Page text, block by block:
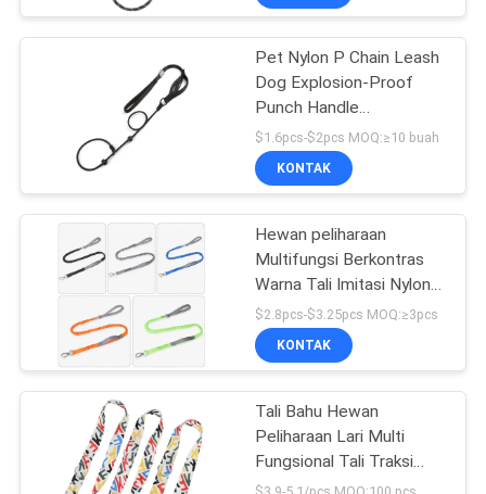
Peliharaan
Kerah Pelatihan
Hewan Peliharaan
42
Mangkuk
Pet Nylon P Chain Leash
Dog Explosion-Proof
Punch Handle
Terintegrasi Dog Walking
Rope
$1.6pcs-$2pcs MOQ:≥10 buah
KONTAK
Hewan peliharaan
Multifungsi Berkontras
Warna Tali Imitasi Nylon
Hollow Webbing Ledakan
Proof Dog Walking Leash
$2.8pcs-$3.25pcs MOQ:≥3pcs
KONTAK
Tali Bahu Hewan
Peliharaan Lari Multi
Fungsional Tali Traksi
Anjing Tangan Yang